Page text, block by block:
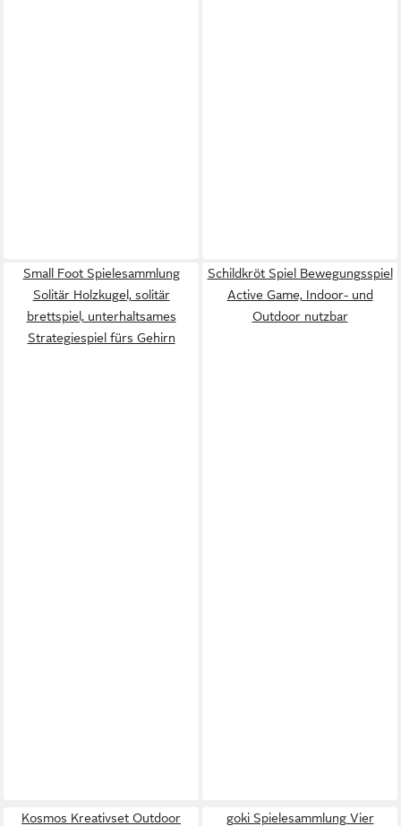
Small Foot Spielesammlung
Solitär Holzkugel, solitär
brettspiel, unterhaltsames
Strategiespiel fürs Gehirn
Schildkröt Spiel Bewegungsspiel
Active Game, Indoor- und
Outdoor nutzbar
Kosmos Kreativset Outdoor
goki Spielesammlung Vier